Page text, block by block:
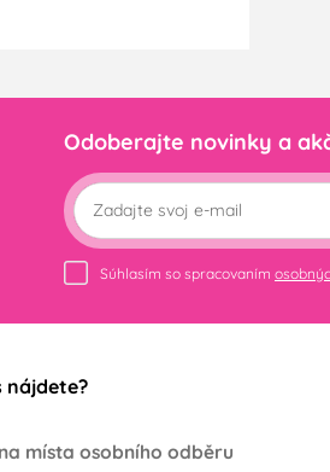
Odoberajte novinky a
Súhlasím so spracovaním
nájdete?
místa osobního odběru